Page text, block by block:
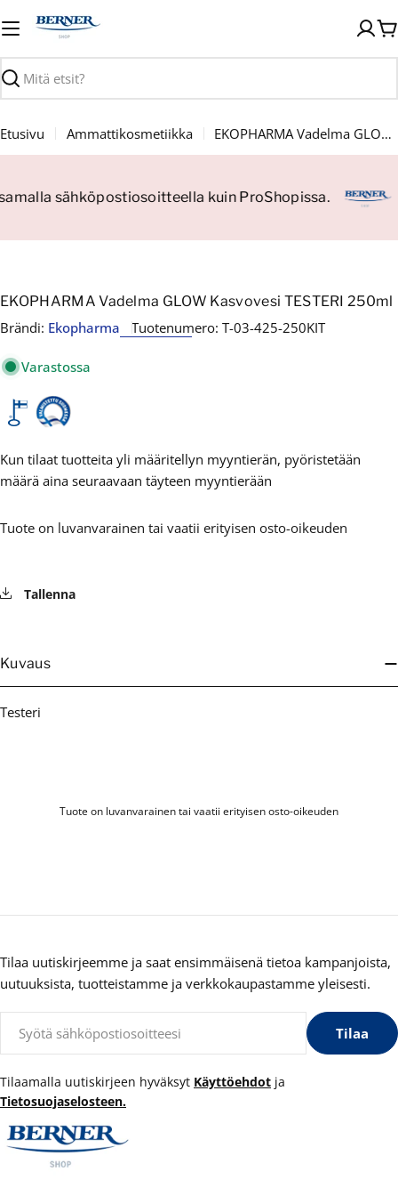
sisältöön
Haku
Etusivu Ammattikosmetiikka EKOPHARMA Vadelma GLOW Kasvovesi TESTERI 250ml
sähköpostiosoitteella kuin ProShopissa.
EKOPHARMA Vadelma GLOW Kasvovesi TESTERI 250ml
Brändi: Ekopharma Tuotenumero: T-03-425-250KIT
Varastossa
Kun tilaat tuotteita yli määritellyn myyntierän, pyöristetään
määrä aina seuraavaan täyteen myyntierään
Tuote on luvanvarainen tai vaatii erityisen osto-oikeuden
Tallenna
Kuvaus
Testeri
Tuote on luvanvarainen tai vaatii erityisen osto-oikeuden
Tilaa uutiskirjeemme ja saat ensimmäisenä tietoa kampanjoista,
uutuuksista, tuotteistamme ja verkkokaupastamme yleisesti.
Tilaa
Tilaamalla uutiskirjeen hyväksyt Käyttöehdot ja
Tietosuojaselosteen.